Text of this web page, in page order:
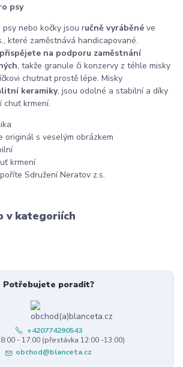
psy
nebo kočky jsou ručně vyráběné ve
které zaměstnává handicapované.
přispějete na podporu zaměstnání
, takže granule či konzervy z téhle misky
chutnat prostě lépe. Misky
keramiky, jsou odolné a stabilní a díky
chuť krmení.
originál s veselým obrázkem
krmení
Sdružení Neratov z.s.
v kategoriích
Potřebujete poradit?
+420774290543
- 17:00 (přestávka 12:00 -13:00)
obchod@blanceta.cz